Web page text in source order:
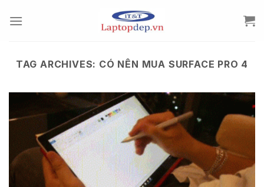
TAG ARCHIVES: CÓ NÊN MUA SURFACE PRO 4